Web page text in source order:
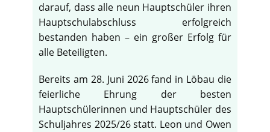
darauf, dass alle neun Hauptschüler ihren
Hauptschulabschluss erfolgreich
bestanden haben – ein großer Erfolg für
alle Beteiligten.
Bereits am 28. Juni 2026 fand in Löbau die
feierliche Ehrung der besten
Hauptschülerinnen und Hauptschüler des
Schuljahres 2025/26 statt. Leon und Owen